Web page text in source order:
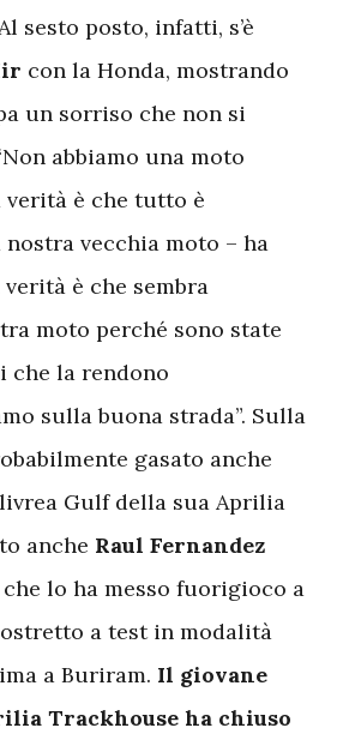
sesto posto, infatti, s’è
con la Honda, mostrando
un sorriso che non si
abbiamo una moto
verità è che tutto è
vecchia moto – ha
è che sembra
moto perché sono state
che la rendono
sulla buona strada”. Sulla
gasato anche
Gulf della sua Aprilia
anche Raul Fernandez
lo ha messo fuorigioco a
a test in modalità
a Buriram. Il giovane
Trackhouse ha chiuso